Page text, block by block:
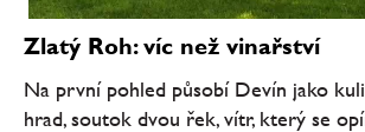
Zlatý Roh: víc než vinařství
Na první pohled působí Devín jako
hrad, soutok dvou řek, vítr, který se